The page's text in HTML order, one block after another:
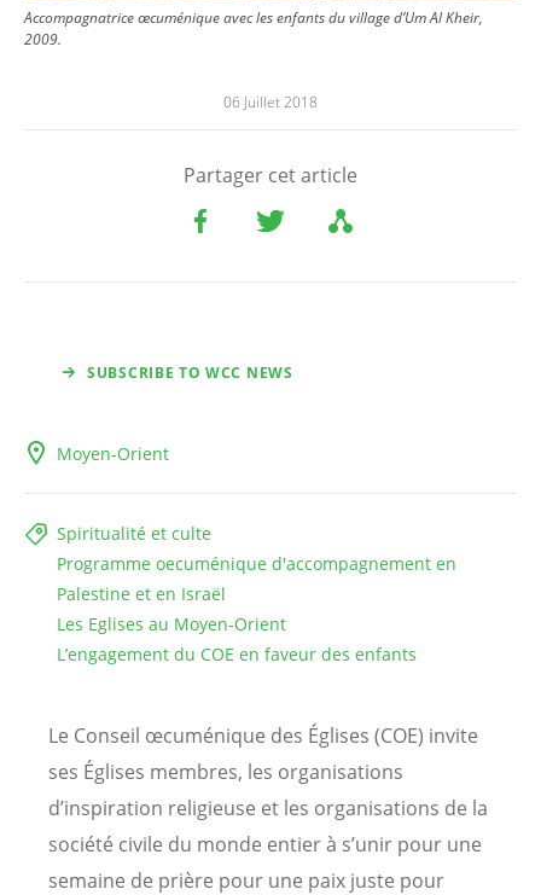
Accompagnatrice œcuménique avec les enfants du village d’Um Al Kheir,
2009.
06 Juillet 2018
Partager cet article
SUBSCRIBE TO WCC NEWS
Moyen-Orient
Spiritualité et culte
Programme oecuménique d'accompagnement en
Palestine et en Israël
Les Eglises au Moyen-Orient
L’engagement du COE en faveur des enfants
Le Conseil œcuménique des Églises (COE) invite
ses Églises membres, les organisations
d’inspiration religieuse et les organisations de la
société civile du monde entier à s’unir pour une
semaine de prière pour une paix juste pour